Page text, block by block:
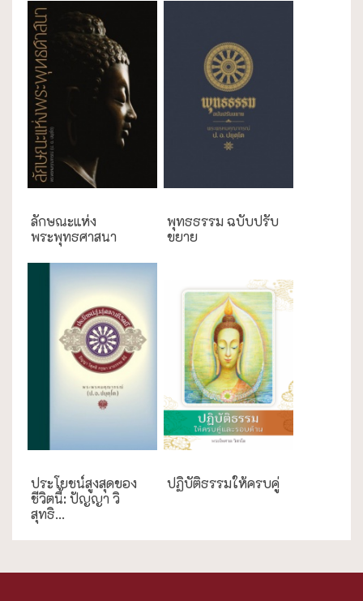
ลักษณะแห่ง
พระพุทธศาสนา
พุทธธรรม ฉบับปรับ
ขยาย
ประโยชน์สูงสุดของ
ชีวิตนี้: ปัญญา วิ
สุทธิ...
ปฏิบัติธรรมให้ครบคู่